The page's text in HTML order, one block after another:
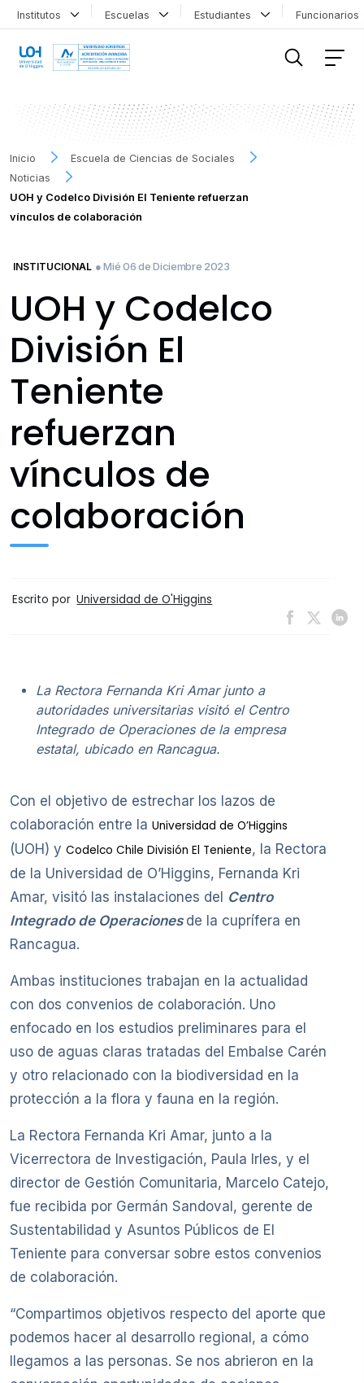
Institutos Escuelas Estudiantes
Inicio
Escuela de Ciencias de Sociales
Noticias
UOH y Codelco División El Teniente refuerzan
vínculos de colaboración
INSTITUCIONAL ● Mié 06 de Diciembre 2023
UOH y Codelco
División El
Teniente
refuerzan
vínculos de
colaboración
Escrito por Universidad de O'Higgins
La Rectora Fernanda Kri Amar junto a
autoridades universitarias visitó el Centro
Integrado de Operaciones de la empresa
estatal, ubicado en Rancagua.
Con el objetivo de estrechar los lazos de
colaboración entre la Universidad de O’Higgins
(UOH) y Codelco Chile División El Teniente, la Rectora
de la Universidad de O’Higgins, Fernanda Kri
Amar, visitó las instalaciones del Centro
Integrado de Operaciones de la cuprífera en
Rancagua.
Ambas instituciones trabajan en la actualidad
con dos convenios de colaboración. Uno
enfocado en los estudios preliminares para el
uso de aguas claras tratadas del Embalse Carén
y otro relacionado con la biodiversidad en la
protección a la flora y fauna en la región.
La Rectora Fernanda Kri Amar, junto a la
Vicerrectora de Investigación, Paula Irles, y el
director de Gestión Comunitaria, Marcelo Catejo,
fue recibida por Germán Sandoval, gerente de
Sustentabilidad y Asuntos Públicos de El
Teniente para conversar sobre estos convenios
de colaboración.
“Compartimos objetivos respecto del aporte que
podemos hacer al desarrollo regional, a cómo
llegamos a las personas. Se nos abrieron en la